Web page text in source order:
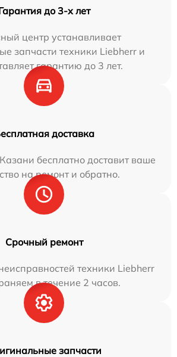
до 3-х лет
центр устанавливает
запчасти техники Liebherr и
гарантию до 3 лет.
доставка
бесплатно доставит ваше
на ремонт и обратно.
Срочный ремонт
техники Liebherr
в течение 2 часов.
запчасти